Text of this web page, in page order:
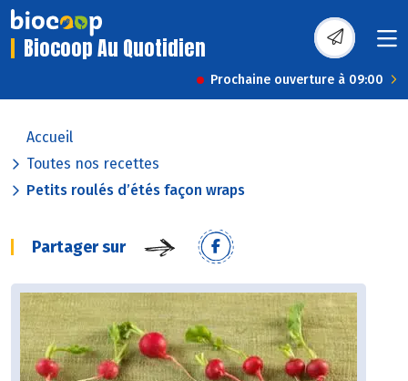
Biocoop Au Quotidien
Prochaine ouverture à 09:00
Accueil
Toutes nos recettes
Petits roulés d’étés façon wraps
Partager sur